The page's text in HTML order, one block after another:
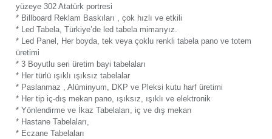
yüzeye 302 Atatürk portresi
* Billboard Reklam Baskıları , çok hızlı ve etkili
* Led Tabela, Türkiye’de led tabela mimarıyız.
* Led Panel, Her boyda, tek veya çoklu renkli tabela pano ve totem
üretimi
* 3 Boyutlu seri üretim bayi tabelaları
* Her türlü ışıklı ışıksız tabelalar
* Paslanmaz , Alüminyum, DKP ve Pleksi kutu harf üretimi
* Her tip iç-dış mekan pano, ışıksız, ışıklı ve elektronik
* Yönlendirme ve İkaz Tabelaları, iç ve dış mekan
* Hastane Tabelaları,
* Eczane Tabelaları